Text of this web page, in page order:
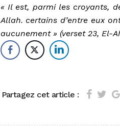
« Il est, parmi les croyants,
Allah. certains d’entre eux
aucunement » (verset 23, El-
Partagez cet article :